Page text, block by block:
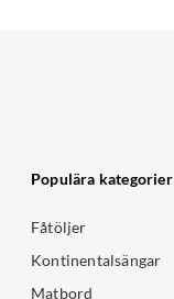
Populära kategorier
Fåtöljer
Kontinentalsängar
Matbord